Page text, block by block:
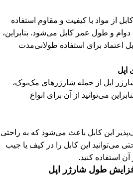
از مواد با کیفیت و مقاوم استفاده
و طول عمر کابل می‌شود. بنابراین،
اعتماد برای استفاده طولانی‌مدت
اپل
شارژر اپل از جمله شارژرهای مک‌بوک،
می‌توانید از آن برای انواع
این کابل باعث می‌شود که به راحتی
می‌توانید این کابل را در کیف یا جیب
آن استفاده کنید.
طول شارژر اپل